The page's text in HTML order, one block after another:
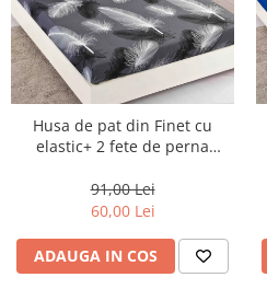
Husa de pat din Finet cu
elastic+ 2 fete de perna
91,00 Lei
60,00 Lei
ADAUGA IN COS